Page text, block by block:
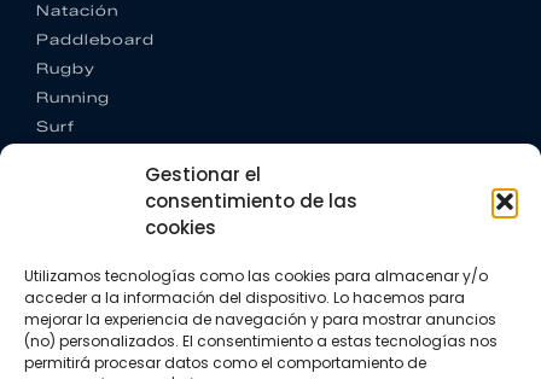
Gestionar el
consentimiento de las
cookies
Utilizamos tecnologías como las cookies para almacenar y/o
acceder a la información del dispositivo. Lo hacemos para
mejorar la experiencia de navegación y para mostrar anuncios
(no) personalizados. El consentimiento a estas tecnologías nos
permitirá procesar datos como el comportamiento de
Natación
Paddleboard
Rugby
Running
Surf
CONTACTO
+34 662 342 177
info@vkssport.com
SÍGUENOS